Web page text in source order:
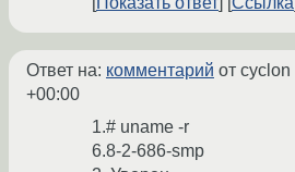
Ответ на: комментарий от cyclon
+00:00
1.# uname -r
6.8-2-686-smp